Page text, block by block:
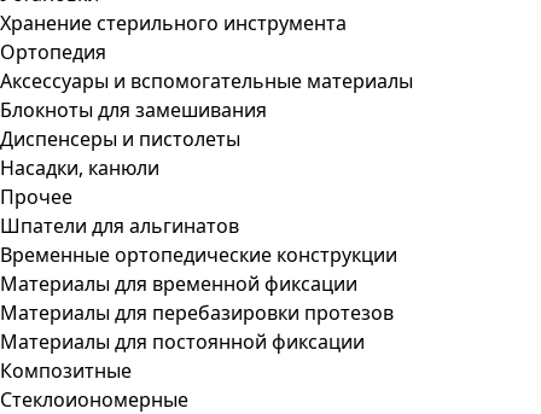
Хранение стерильного инструмента
Ортопедия
Аксессуары и вспомогательные материалы
Блокноты для замешивания
Диспенсеры и пистолеты
Насадки, канюли
Прочее
Шпатели для альгинатов
Временные ортопедические конструкции
Материалы для временной фиксации
Материалы для перебазировки протезов
Материалы для постоянной фиксации
Композитные
Стеклоиономерные